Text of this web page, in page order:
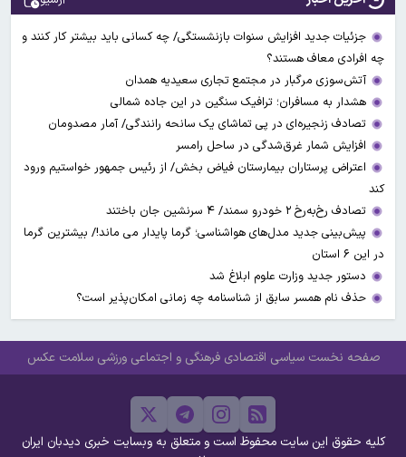
جزئیات جدید افزایش سنوات بازنشستگی/ چه کسانی باید بیشتر کار کنند و
چه افرادی معاف هستند؟
آتش‌سوزی مرگبار در مجتمع تجاری سعیدیه همدان
هشدار به مسافران؛ ترافیک سنگین در این جاده شمالی
تصادف زنجیره‌ای در پی تماشای یک سانحه رانندگی/ آمار مصدومان
افزایش شمار غرق‌شدگی در ساحل رامسر
اعتراض پرستاران بیمارستان فیاض بخش/ از رئیس جمهور خواستیم ورود
کند
تصادف رخ‌به‌رخ ۲ خودرو سمند/ ۴ سرنشین جان باختند
پیش‌بینی جدید مدل‌های هواشناسی؛ گرما پایدار می ماند!/ بیشترین گرما
در این ۶ استان
دستور جدید وزارت علوم ابلاغ شد
حذف نام همسر سابق از شناسنامه چه زمانی امکان‌پذیر است؟
صفحه نخست سیاسی اقتصادی فرهنگی و اجتماعی ورزشی سلامت عکس
کلیه حقوق این سایت محفوظ است و متعلق به وبسایت خبری دیدبان ایران